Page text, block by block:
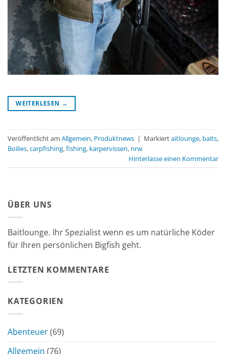
WEITERLESEN →
Veröffentlicht am Allgemein, Produktnews | Markiertaitlounge, baits,
Boilies,carpfishing,fishing, karpervissen, nrw
Hinterlasse einen Kommentar
ÜBER UNS
Baitlounge. Ihr Spezialist wenn es um natürliche Köder
für Ihren persönlichen Bigfish geht.
LETZTEN KOMMENTARE
KATEGORIEN
Abenteuer(69)
Allgemein (76)